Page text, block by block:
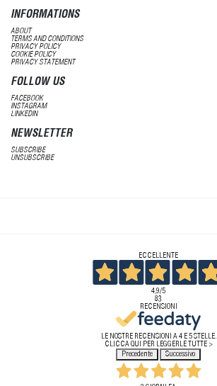
INFORMATIONS
ABOUT
TERMS AND CONDITIONS
PRIVACY POLICY
COOKIE POLICY
PRIVACY STATEMENT
FOLLOW US
FACEBOOK
INSTAGRAM
LINKEDIN
NEWSLETTER
SUBSCRIBE
UNSUBSCRIBE
ECCELLENTE
4,9/5
83
RECENSIONI
LE NOSTRE RECENSIONI A 4 E 5 STELLE.
CLICCA QUI PER LEGGERLE TUTTE >
Precedente
Successivo